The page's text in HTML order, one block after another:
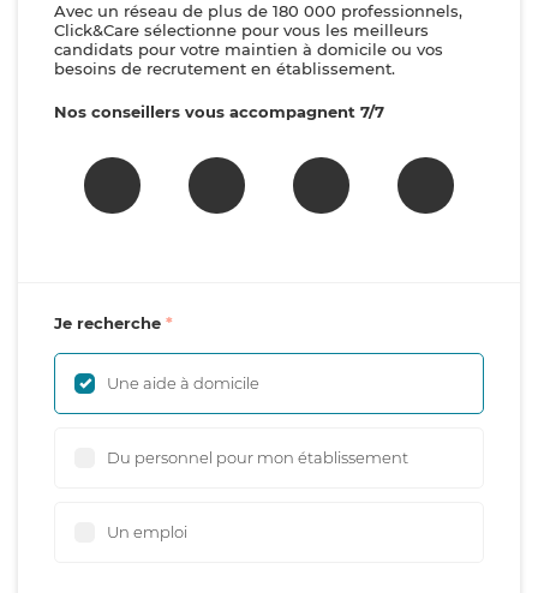
Avec un réseau de plus de 180 000 professionnels,
Click&Care sélectionne pour vous les meilleurs
candidats pour votre maintien à domicile ou vos
besoins de recrutement en établissement.
Nos conseillers vous accompagnent 7/7
Je recherche
Une aide à domicile
Du personnel pour mon établissement
Un emploi